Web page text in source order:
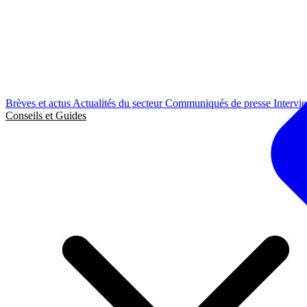
Brèves et actus Actualités du secteurCommuniqués de presse
Conseils et Guides